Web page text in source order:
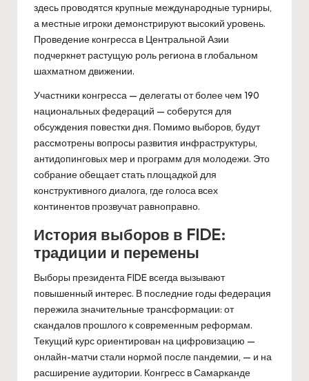
здесь проводятся крупные международные турниры,
а местные игроки демонстрируют высокий уровень.
Проведение конгресса в Центральной Азии
подчеркнет растущую роль региона в глобальном
шахматном движении.
Участники конгресса — делегаты от более чем 190
национальных федераций — соберутся для
обсуждения повестки дня. Помимо выборов, будут
рассмотрены вопросы развития инфраструктуры,
антидопинговых мер и программ для молодежи. Это
собрание обещает стать площадкой для
конструктивного диалога, где голоса всех
континентов прозвучат равноправно.
История выборов в FIDE:
традиции и перемены
Выборы президента FIDE всегда вызывают
повышенный интерес. В последние годы федерация
пережила значительные трансформации: от
скандалов прошлого к современным реформам.
Текущий курс ориентирован на цифровизацию —
онлайн-матчи стали нормой после пандемии, — и на
расширение аудитории. Конгресс в Самарканде